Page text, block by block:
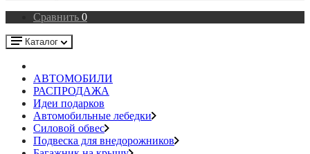
Сравнить 0
Каталог
АВТОМОБИЛИ
РАСПРОДАЖА
Идеи подарков
Автомобильные лебедки
Силовой обвес
Подвеска для внедорожников